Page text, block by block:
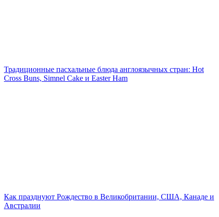
Традиционные пасхальные блюда англоязычных стран: Hot
Cross Buns, Simnel Cake и Easter Ham
Как празднуют Рождество в Великобритании, США, Канаде и
Австралии